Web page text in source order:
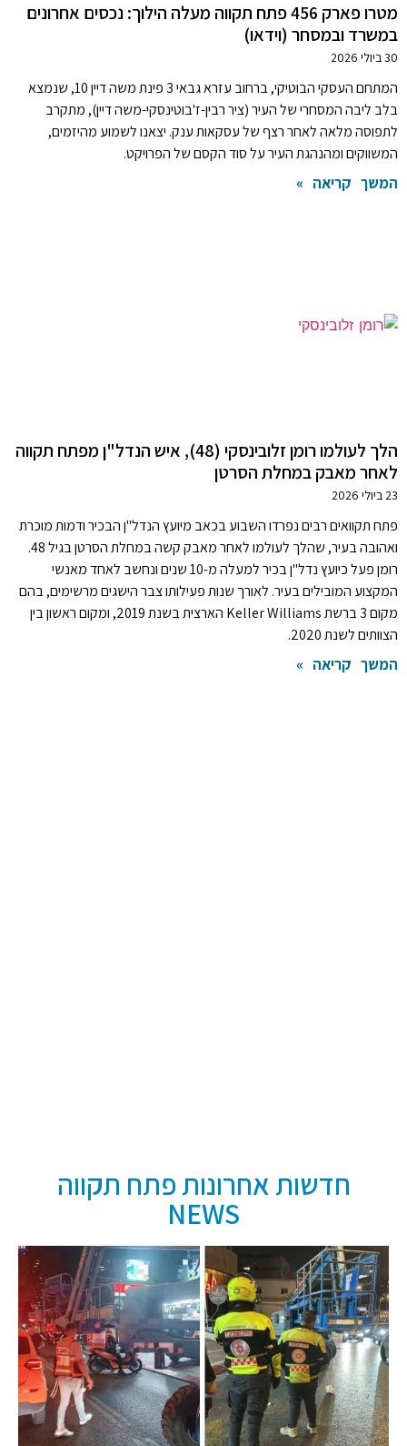
מטרו פארק 456 פתח תקווה מעלה הילוך: נכסים אחרונים
במשרד ובמסחר (וידאו)
30 ביולי 2026
המתחם העסקי הבוטיקי, ברחוב עזרא גבאי 3 פינת משה דיין 10, שנמצא
בלב ליבה המסחרי של העיר (ציר רבין-ז'בוטינסקי-משה דיין), מתקרב
לתפוסה מלאה לאחר רצף של עסקאות ענק. יצאנו לשמוע מהיזמים,
המשווקים ומהנהגת העיר על סוד הקסם של הפרויקט.
המשך קריאה »
הלך לעולמו רומן זלובינסקי (48), איש הנדל"ן מפתח תקווה
לאחר מאבק במחלת הסרטן
23 ביולי 2026
פתח תקוואים רבים נפרדו השבוע בכאב מיועץ הנדל"ן הבכיר ודמות מוכרת
ואהובה בעיר, שהלך לעולמו לאחר מאבק קשה במחלת הסרטן בגיל 48.
רומן פעל כיועץ נדל"ן בכיר למעלה מ-10 שנים ונחשב לאחד מאנשי
המקצוע המובילים בעיר. לאורך שנות פעילותו צבר הישגים מרשימים, בהם
מקום 3 ברשת Keller Williams הארצית בשנת 2019, ומקום ראשון בין
הצוותים לשנת 2020.
המשך קריאה »
חדשות אחרונות פתח תקווה
NEWS